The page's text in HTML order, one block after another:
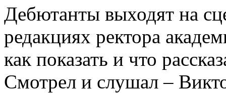
Дебютанты выходят на
редакциях ректора
как показать и что
Смотрел и слушал –